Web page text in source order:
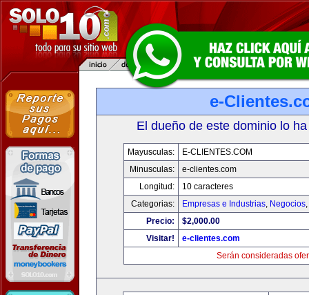
e-
El dueño de este dominio lo
Mayusculas:
E-CLIENTES.COM
Minusculas:
e-clientes.com
Longitud:
10 caracteres
Categorias:
Empresas e Industrias, Negocios,
Precio:
$2,000.00
Visitar!
e-clientes.com
Serán consideradas